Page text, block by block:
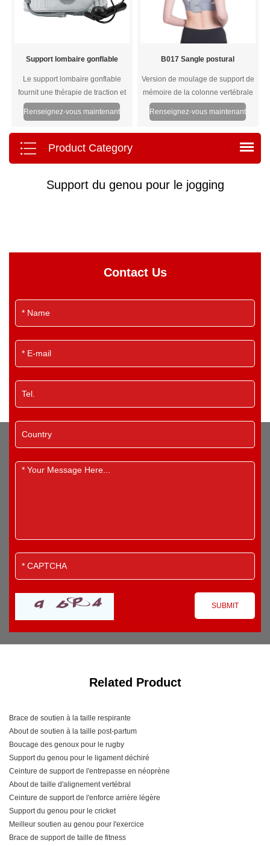
Support lombaire gonflable
Le support lombaire gonflable
fournit une thérapie de traction et
de décompression physique en
utilisant la décompression de
traction dorsale de la colonne
lombaire pour réduire la quantité
excessive de la colonne lombaire.
Renseignez-vous maintenant
B017 Sangle postural
Version de moulage de support de
mémoire de la colonne vertébrale
puissante Étirer le tissu de confort
Renseignez-vous maintenant
Product Category
Support du genou pour le jogging
Contact Us
Related Product
Brace de soutien à la taille respirante
About de soutien à la taille post-partum
Boucage des genoux pour le rugby
Support du genou pour le ligament déchiré
Ceinture de support de l'entrepasse en néoprène
About de taille d'alignement vertébral
Ceinture de support de l'enforce arrière légère
Support du genou pour le cricket
Meilleur soutien au genou pour l'exercice
Brace de support de taille de fitness